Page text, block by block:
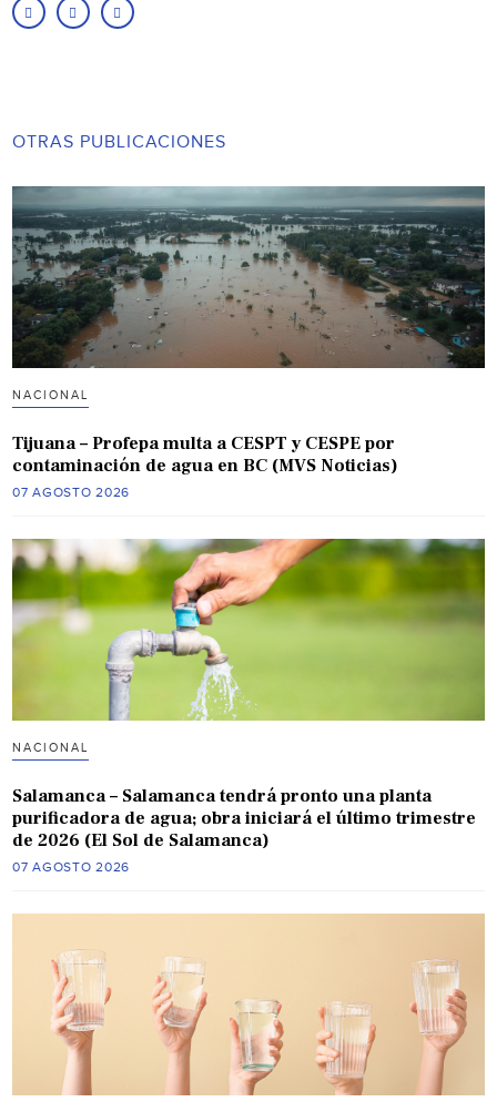
OTRAS PUBLICACIONES
NACIONAL
Tijuana – Profepa multa a CESPT y CESPE por
contaminación de agua en BC (MVS Noticias)
07 AGOSTO 2026
NACIONAL
Salamanca – Salamanca tendrá pronto una planta
purificadora de agua; obra iniciará el último trimestre
de 2026 (El Sol de Salamanca)
07 AGOSTO 2026